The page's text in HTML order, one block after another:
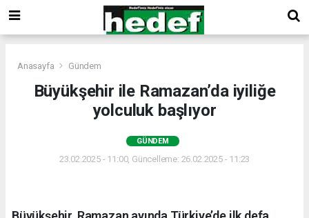
Anasayfa Gündem
Büyükşehir ile Ramazan’da iyiliğe
yolculuk başlıyor
GÜNDEM
23.02.2025 - 11:00, Güncelleme: 26.02.2025 - 11:23